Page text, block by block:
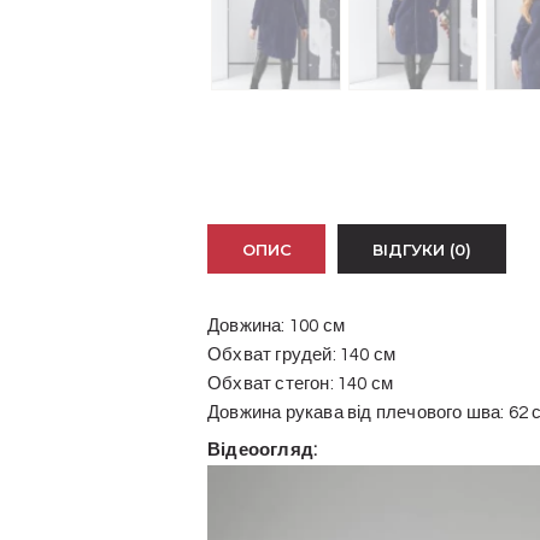
ОПИС ВІДГУКИ (0)
Довжина: 100 см
Обхват грудей: 140 см
Обхват стегон: 140 см
Довжина рукава від плечового шва: 62
Відеоогляд: